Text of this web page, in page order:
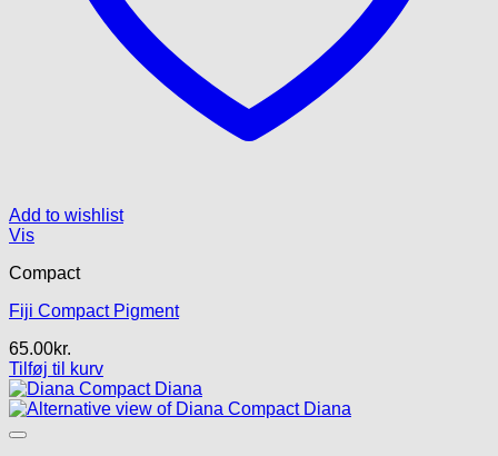
Add to wishlist
Vis
Compact
Fiji Compact Pigment
65.00kr.
Tilføj til kurv